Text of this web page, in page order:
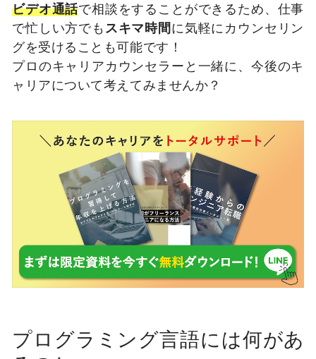
ビデオ通話で相談をすることができるため、仕事
で忙しい方でも スキマ時間に気軽にカウンセリン
グを受けることも可能です！
プロのキャリアカウンセラーと一緒に、今後のキ
ャリアについて考えてみませんか？
プログラミング言語には何があ